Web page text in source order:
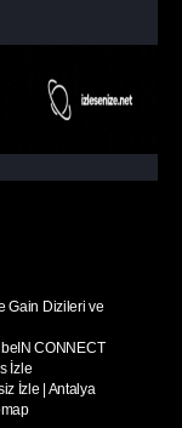
Gain Dizileri ve
beIN CONNECT
İzle
İzle Antalya